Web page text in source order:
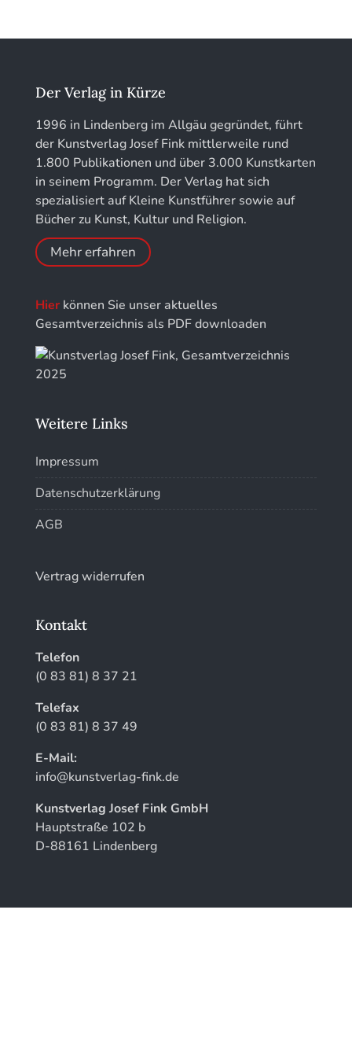
löhe:porträts
Jahresschriften der DGC Deutsche Gesellschaft
für Chronometrie
Jahrbuch der Stiftung Thüringer Schlösser und
Gärten
Der Verlag in Kürze
1996 in Lindenberg im Allgäu gegründet, führt
der Kunstverlag Josef Fink mittlerweile rund
1.800 Publikationen und über 3.000 Kunstkarten
in seinem Programm. Der Verlag hat sich
spezialisiert auf Kleine Kunstführer sowie auf
Bücher zu Kunst, Kultur und Religion.
Mehr erfahren
Hierkönnen Sie unser aktuelles
Gesamtverzeichnis als PDF downloaden
Weitere Links
Impressum
Datenschutzerklärung
AGB
Vertrag widerrufen
Kontakt
Telefon
(0 83 81) 8 37 21
Telefax
(0 83 81) 8 37 49
E-Mail:
info@kunstverlag-fink.de
Kunstverlag Josef Fink GmbH
Hauptstraße 102 b
D-88161 Lindenberg